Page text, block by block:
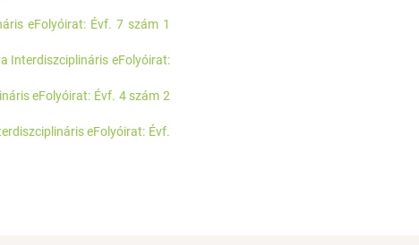
eFolyóirat: Évf. 7 szám 1
Interdiszciplináris eFolyóirat:
eFolyóirat: Évf. 4 szám 2
eFolyóirat: Évf.